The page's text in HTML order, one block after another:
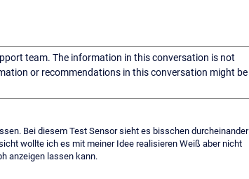
team. The information in this conversation is not
or recommendations in this conversation might be
Bei diesem Test Sensor sieht es bisschen durcheinander
wollte ich es mit meiner Idee realisieren Weiß aber nicht
anzeigen lassen kann.